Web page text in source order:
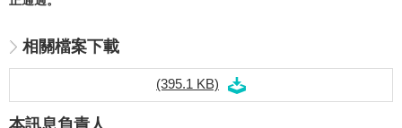
相關檔案下載
(395.1 KB)
本訊息負責人